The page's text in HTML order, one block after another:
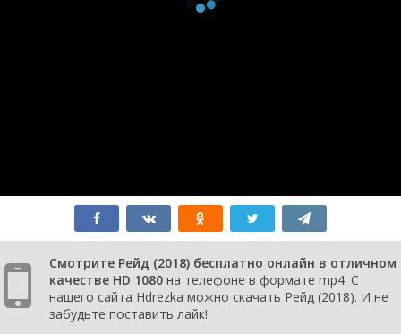
Смотрите Рейд (2018) бесплатно онлайн в отличном
качестве HD 1080 на телефоне в формате mp4. С
нашего сайта Hdrezka можно скачать Рейд (2018). И не
забудьте поставить лайк!